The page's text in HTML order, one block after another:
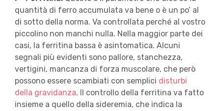
quantità di ferro accumulata va bene o è un po’ al
di sotto della norma. Va controllata perché al vostro
piccolino non manchi nulla. Nella maggior parte dei
casi, la ferritina bassa è asintomatica. Alcuni
segnali più evidenti sono pallore, stanchezza,
vertigini, mancanza di forza muscolare, che però
possono essere scambiati con semplici disturbi
della gravidanza. Il controllo della ferritina va fatto
insieme a quello della sideremia, che indica la